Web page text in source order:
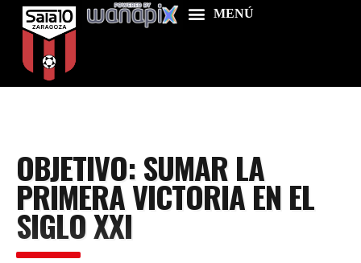
Food & Drink
Features
News
Contacts
OBJETIVO: SUMAR LA
PRIMERA VICTORIA EN EL
SIGLO XXI